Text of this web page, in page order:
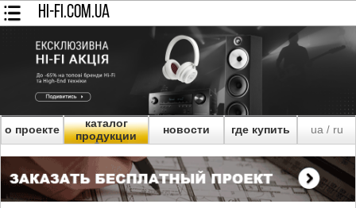
HI-FI.COM.UA
о проекте
каталог
продукции
новости где купить ua/ ru